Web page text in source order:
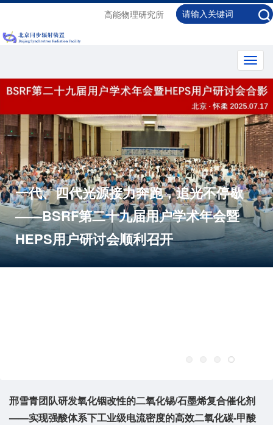
高能物理研究所
一代、四代光源接力奔跑，追光不停歇
——BSRF第二十九届用户学术年会暨
HEPS用户研讨会顺利召开
邢雪青团队研发氧化铟改性的二氧化锡/石墨烯复合催化剂
——实现强酸体系下工业级电流密度的高效二氧化碳-甲酸